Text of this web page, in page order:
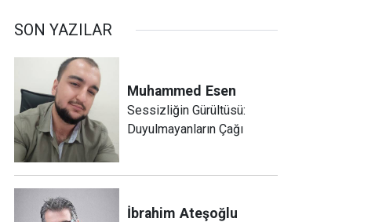
SON YAZILAR
Muhammed Esen
Sessizliğin Gürültüsü:
Duyulmayanların Çağı
İbrahim Ateşoğlu